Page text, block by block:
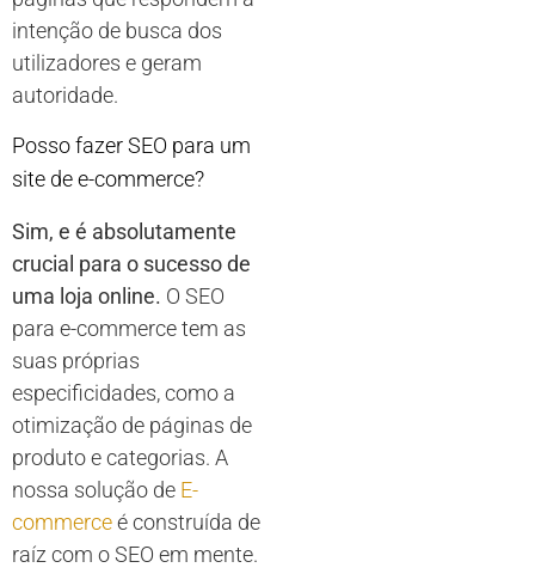
intenção de busca dos
utilizadores e geram
autoridade.
Posso fazer SEO para um
site de e-commerce?
Sim, e é absolutamente
crucial para o sucesso de
uma loja online. O SEO
para e-commerce tem as
suas próprias
especificidades, como a
otimização de páginas de
produto e categorias. A
nossa solução de E-
commerceé construída de
raíz com o SEO em mente.